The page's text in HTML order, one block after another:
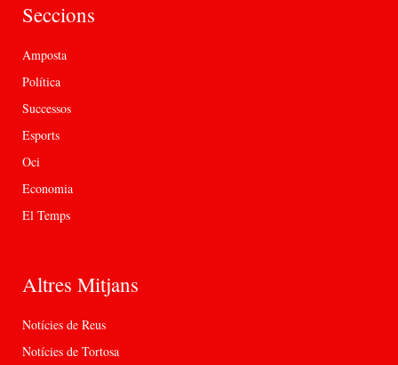
Seccions
Amposta
Política
Successos
Esports
Oci
Economia
El Temps
Altres Mitjans
Notícies de Reus
Notícies de Tortosa